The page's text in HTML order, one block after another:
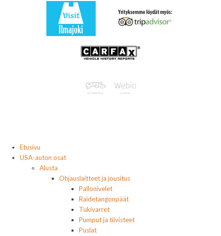
Etusivu
USA-auton osat
Alusta
Ohjauslaitteet ja jousitus
Pallonivelet
Raidetangonpäät
Tukivarret
Pumput ja tiivisteet
Puslat